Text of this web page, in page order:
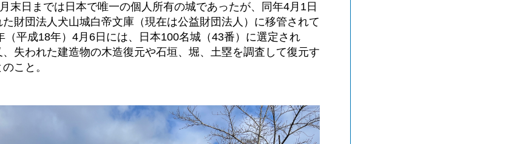
月末日までは日本で唯一の個人所有の城であったが、同年4月1日
財団法人犬山城白帝文庫（現在は公益財団法人）に移管されて
（平成18年）4月6日には、日本100名城（43番）に選定され
失われた建造物の木造復元や石垣、堀、土塁を調査して復元す
こと。